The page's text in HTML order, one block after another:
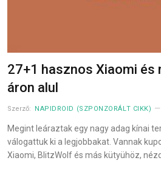
27+1 hasznos Xiaomi és
áron alul
Szerző: NAPIDROID (SZPONZORÁLT CIKK)
Megint leáraztak egy nagy adag kínai
válogattuk ki a legjobbakat. Vannak
Xiaomi, BlitzWolf és más kütyühöz,